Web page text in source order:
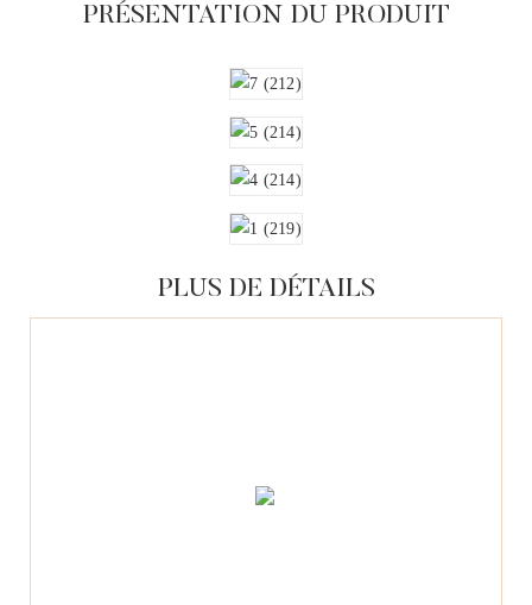
PRÉSENTATION DU PRODUIT
PLUS DE DÉTAILS